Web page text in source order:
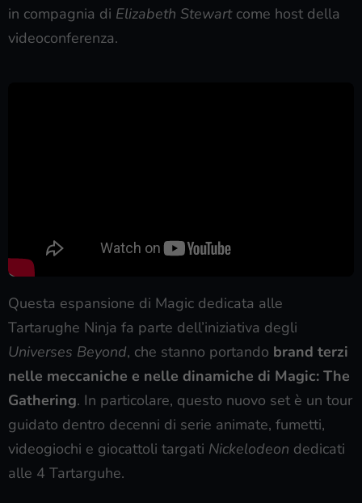
in compagnia di Elizabeth Stewartcome host della
videoconferenza.
Questa espansione di Magic dedicata alle
Tartarughe Ninja fa parte dell’iniziativa degli
Universes Beyond, che stanno portando brand terzi
nelle meccaniche e nelle dinamiche di Magic: The
Gathering. In particolare, questo nuovo set è un tour
guidato dentro decenni di serie animate, fumetti,
videogiochi e giocattoli targati Nickelodeon dedicati
alle 4 Tartarguhe.